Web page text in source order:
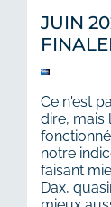
JUIN
Ce n'est
dire, mais
notre
faisant
Dax,